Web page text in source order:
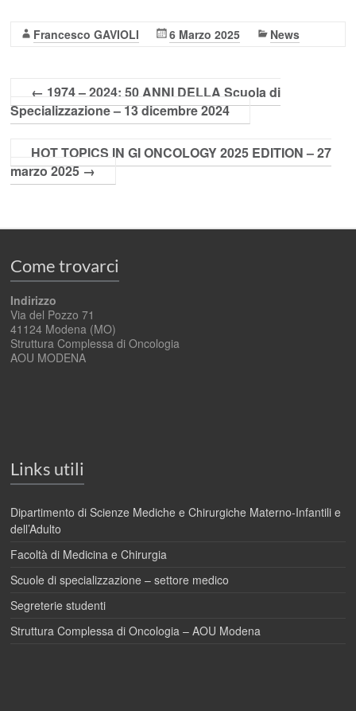
Francesco GAVIOLI 6 Marzo 2025 News
← 1974 – 2024: 50 ANNI DELLA Scuola di
Specializzazione – 13 dicembre 2024
HOT TOPICS IN GI ONCOLOGY 2025 EDITION – 27
marzo 2025→
Come trovarci
Indirizzo
Via del Pozzo 71
41124 Modena (MO)
Struttura Complessa di Oncologia
AOU MODENA
Links utili
Dipartimento di Scienze Mediche e Chirurgiche Materno-Infantili e
dell’Adulto
Facoltà di Medicina e Chirurgia
Scuole di specializzazione – settore medico
Segreterie studenti
Struttura Complessa di Oncologia – AOU Modena